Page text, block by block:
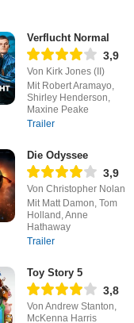
Verflucht Normal
3,9
Von Kirk Jones (II)
Mit Robert Aramayo,
Shirley Henderson,
Maxine Peake
Trailer
Die Odyssee
3,9
Von Christopher Nolan
Mit Matt Damon, Tom
Holland, Anne
Hathaway
Trailer
Toy Story 5
3,8
Von Andrew Stanton,
McKenna Harris